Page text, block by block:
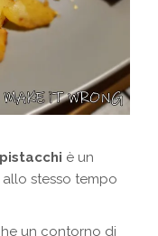
è un
stesso tempo
un contorno di